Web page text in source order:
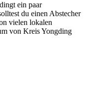
ein paar
du einen Abstecher
vielen lokalen
von Kreis Yongding